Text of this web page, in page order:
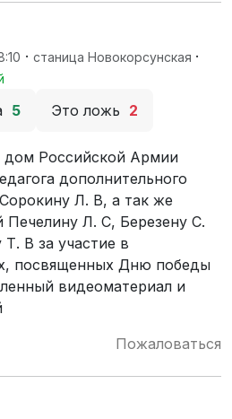
· станица Новокорсунская ·
5 Это ложь 2
дом Российской Армии
дополнительного
Л. В, а так же
Печелину Л. С, Березену С.
В за участие в
посвященных Дню победы
видеоматериал и
Пожаловаться